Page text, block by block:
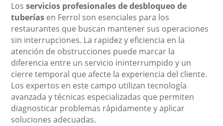
Losservicios profesionales de desbloqueo de
tuberías en Ferrol son esenciales para los
restaurantes que buscan mantener sus operaciones
sin interrupciones. La rapidez y eficiencia en la
atención de obstrucciones puede marcar la
diferencia entre un servicio ininterrumpido y un
cierre temporal que afecte la experiencia del cliente.
Los expertos en este campo utilizan tecnología
avanzada y técnicas especializadas que permiten
diagnosticar problemas rápidamente y aplicar
soluciones adecuadas.